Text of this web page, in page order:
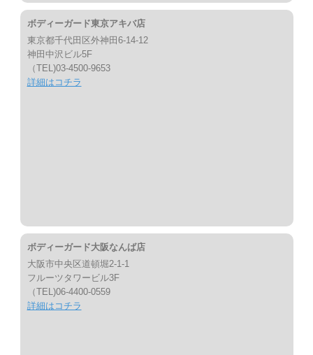
ボディーガード東京アキバ店
東京都千代田区外神田6-14-12
神田中沢ビル5F
（TEL)03-4500-9653
詳細はコチラ
ボディーガード大阪なんば店
大阪市中央区道頓堀2-1-1
フルーツタワービル3F
（TEL)06-4400-0559
詳細はコチラ